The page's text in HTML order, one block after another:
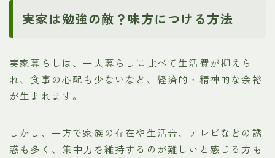
実家は勉強の敵？味方につける方法
実家暮らしは、一人暮らしに比べて生活費が抑えら
れ、食事の心配も少ないなど、経済的・精神的な余裕
が生まれます。
しかし、一方で家族の存在や生活音、テレビなどの誘
惑も多く、集中力を維持するのが難しいと感じる方も